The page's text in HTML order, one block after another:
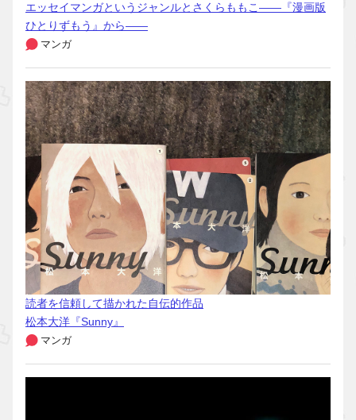
エッセイマンガというジャンルとさくらももこ――『漫画版
ひとりずもう』から――
マンガ
読者を信頼して描かれた自伝的作品
松本大洋『Sunny』
マンガ